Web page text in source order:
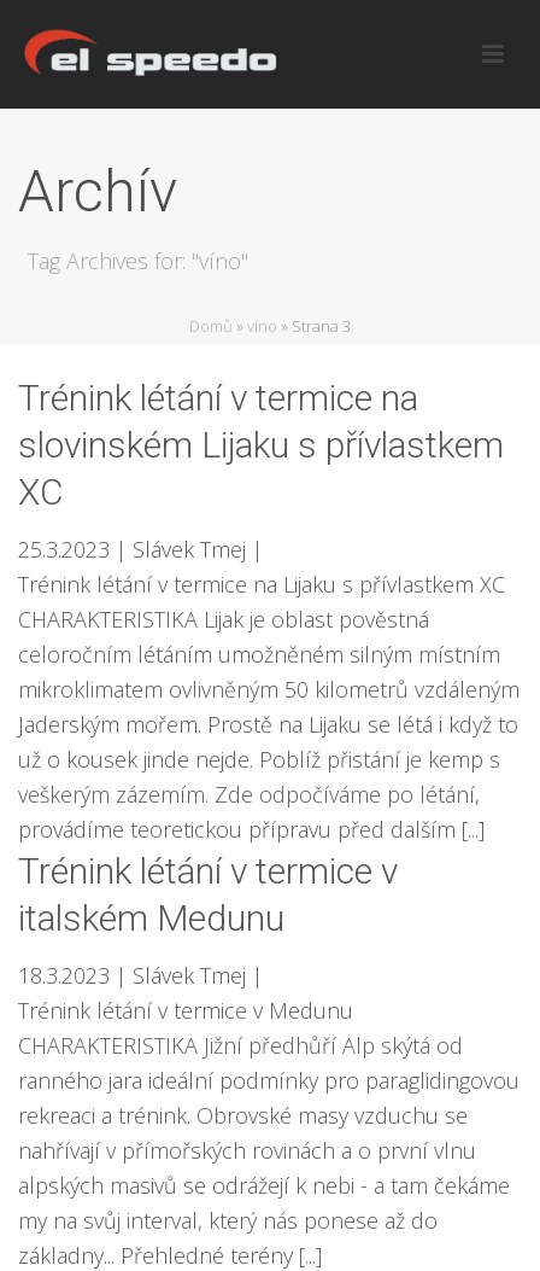
Archív
Tag Archives for: "víno"
Domů »víno » Strana 3
Trénink létání v termice na
slovinském Lijaku s přívlastkem
XC
25.3.2023 | Slávek Tmej |
Trénink létání v termice na Lijaku s přívlastkem XC
CHARAKTERISTIKA Lijak je oblast pověstná
celoročním létáním umožněném silným místním
mikroklimatem ovlivněným 50 kilometrů vzdáleným
Jaderským mořem. Prostě na Lijaku se létá i když to
už o kousek jinde nejde. Poblíž přistání je kemp s
veškerým zázemím. Zde odpočíváme po létání,
provádíme teoretickou přípravu před dalším [...]
Trénink létání v termice v
italském Medunu
18.3.2023 | Slávek Tmej |
Trénink létání v termice v Medunu
CHARAKTERISTIKA Jižní předhůří Alp skýtá od
ranného jara ideální podmínky pro paraglidingovou
rekreaci a trénink. Obrovské masy vzduchu se
nahřívají v přímořských rovinách a o první vlnu
alpských masivů se odrážejí k nebi - a tam čekáme
my na svůj interval, který nás ponese až do
základny... Přehledné terény [...]